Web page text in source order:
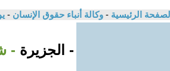
الصفحة الرئيسية - وكالة أنباء حقوق الإنسان -
- الجزيرة -